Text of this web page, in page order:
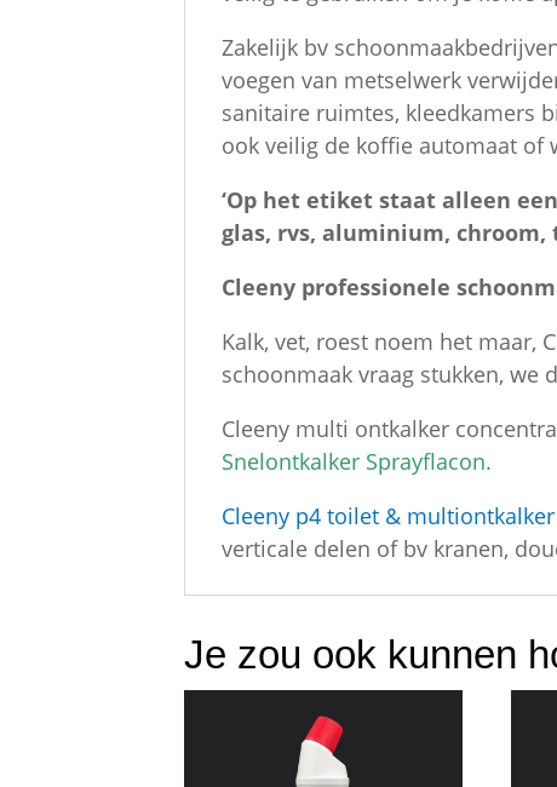
Zakelijk bv
voegen van metselwerk
sanitaire ruimtes, kleedkamers
ook veilig de koffie automaat of
‘Op het etiket staat alleen
glas, rvs, aluminium, chroom,
Cleeny professionele
Kalk, vet, roest noem het maar,
schoonmaak vraag stukken, we
Cleeny multi ontkalker
Snelontkalker Sprayflacon.
Cleeny p4 toilet & multiontkalker
verticale delen of bv kranen,
Je zou ook kunnen